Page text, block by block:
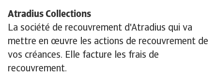
Atradius Collections
La société de recouvrement d'Atradius qui va
mettre en œuvre les actions de recouvrement de
vos créances. Elle facture les frais de
recouvrement.